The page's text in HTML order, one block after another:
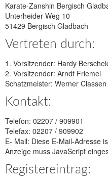
Downloads / Anmeldeformular
Karate-Zanshin Bergisch
Unterheider Weg 10
51429 Bergisch Gladbach
Vertreten durch:
1. Vorsitzender: Hardy
2. Vorsitzender: Arndt Friemel
Schatzmeister: Werner Classen
Kontakt:
Telefon: 02207 / 909901
Telefax: 02207 / 909902
E- Mail: Diese E-Mail-Adresse
Anzeige muss JavaScript
Registereintrag: